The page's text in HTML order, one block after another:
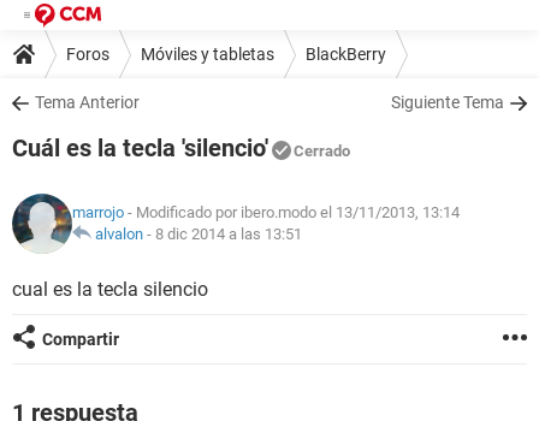
Foros Móviles y tabletas BlackBerry
Tema Anterior Siguiente Tema
Cuál es la tecla 'silencio' Cerrado
marrojo - Modificado por ibero.modo el 13/11/2013, 13:14
alvalon - 8 dic 2014 a las 13:51
cual es la tecla silencio
Compartir
1 respuesta